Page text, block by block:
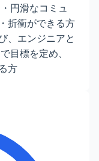
円滑なコミュ
折衝ができる方
、エンジニアと
目標を定め、
方